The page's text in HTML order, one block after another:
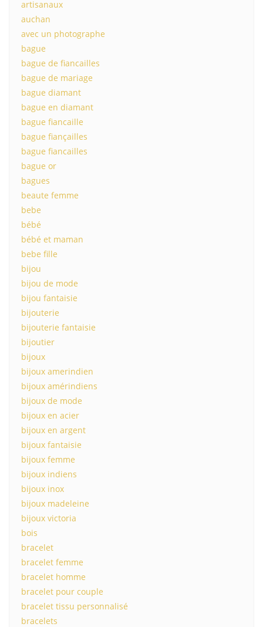
artisanaux
auchan
avec un photographe
bague
bague de fiancailles
bague de mariage
bague diamant
bague en diamant
bague fiancaille
bague fiançailles
bague fiancailles
bague or
bagues
beaute femme
bebe
bébé
bébé et maman
bebe fille
bijou
bijou de mode
bijou fantaisie
bijouterie
bijouterie fantaisie
bijoutier
bijoux
bijoux amerindien
bijoux amérindiens
bijoux de mode
bijoux en acier
bijoux en argent
bijoux fantaisie
bijoux femme
bijoux indiens
bijoux inox
bijoux madeleine
bijoux victoria
bois
bracelet
bracelet femme
bracelet homme
bracelet pour couple
bracelet tissu personnalisé
bracelets